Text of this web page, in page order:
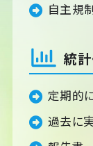
自主規
統計
定期的
過去に